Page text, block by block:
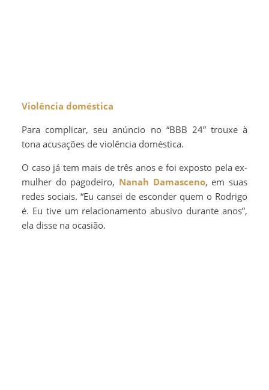
Violência doméstica
Para complicar, seu anúncio no “BBB 24” trouxe à
tona acusações de violência doméstica.
O caso já tem mais de três anos e foi exposto pela ex-
mulher do pagodeiro, Nanah Damasceno, em suas
redes sociais. “Eu cansei de esconder quem o Rodrigo
é. Eu tive um relacionamento abusivo durante anos”,
ela disse na ocasião.